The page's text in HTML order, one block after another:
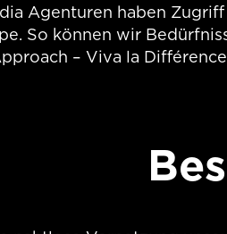
Agenturen haben
So können wir
– Viva la